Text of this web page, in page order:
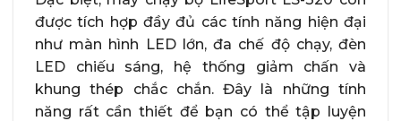
được tích hợp đầy đủ các tính năng hiện đại
như màn hình LED lớn, đa chế độ chạy, đèn
LED chiếu sáng, hệ thống giảm chấn và
khung thép chắc chắn. Đây là những tính
năng rất cần thiết để bạn có thể tập luyện